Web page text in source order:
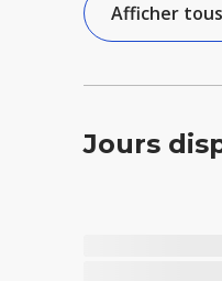
Afficher
Jours